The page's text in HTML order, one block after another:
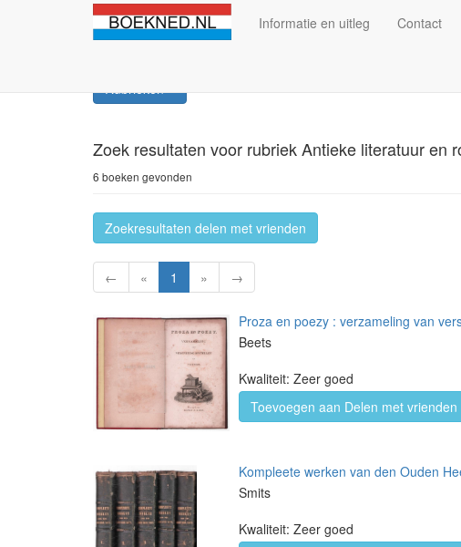
Informatie en uitleg Contact
Rubrieken
Zoek resultaten voor rubriek Antieke literatuur en
6 boeken gevonden
Zoekresultaten delen met vrienden
← « 1 » →
Proza en poezy : verzameling van
Beets
Kwaliteit: Zeer goed
Toevoegen aan Delen met vrienden
Kompleete werken van den Ouden
Smits
Kwaliteit: Zeer goed